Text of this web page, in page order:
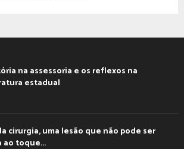
na assessoria e os reflexos na
estadual
cirurgia, uma lesão que não pode ser
ao toque...